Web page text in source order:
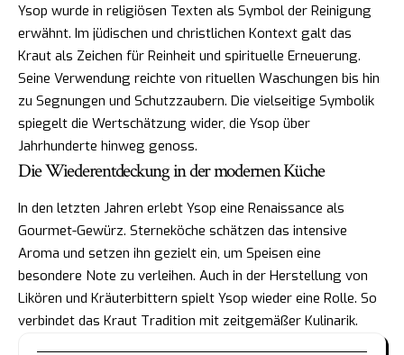
Ysop wurde in religiösen Texten als Symbol der Reinigung
erwähnt. Im jüdischen und christlichen Kontext galt das
Kraut als Zeichen für Reinheit und spirituelle Erneuerung.
Seine Verwendung reichte von rituellen Waschungen bis hin
zu Segnungen und Schutzzaubern. Die vielseitige Symbolik
spiegelt die Wertschätzung wider, die Ysop über
Jahrhunderte hinweg genoss.
Die Wiederentdeckung in der modernen Küche
In den letzten Jahren erlebt Ysop eine Renaissance als
Gourmet-Gewürz. Sterneköche schätzen das intensive
Aroma und setzen ihn gezielt ein, um Speisen eine
besondere Note zu verleihen. Auch in der Herstellung von
Likören und Kräuterbittern spielt Ysop wieder eine Rolle. So
verbindet das Kraut Tradition mit zeitgemäßer Kulinarik.